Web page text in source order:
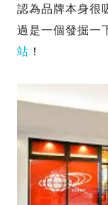
認為品牌本身很
過是一個發掘一
站 ！